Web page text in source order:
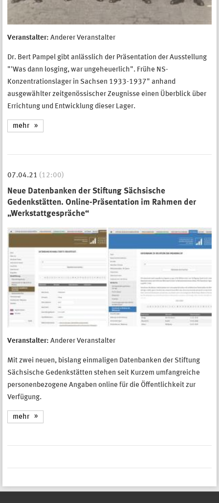
Veranstalter: Anderer Veranstalter
Dr. Bert Pampel gibt anlässlich der Präsentation der Ausstellung
"'Was dann losging, war ungeheuerlich". Frühe NS-
Konzentrationslager in Sachsen 1933-1937" anhand
ausgewählter zeitgenössischer Zeugnisse einen Überblick über
Errichtung und Entwicklung dieser Lager.
mehr
07.04.21 (12:00)
Neue Datenbanken der Stiftung Sächsische
Gedenkstätten. Online-Präsentation im Rahmen der
„Werkstattgespräche“
Veranstalter: Anderer Veranstalter
Mit zwei neuen, bislang einmaligen Datenbanken der Stiftung
Sächsische Gedenkstätten stehen seit Kurzem umfangreiche
personenbezogene Angaben online für die Öffentlichkeit zur
Verfügung.
mehr